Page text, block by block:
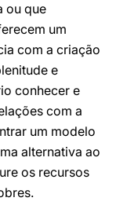
ou que
um
com a criação
e
conhecer e
com a
um modelo
alternativa ao
os recursos